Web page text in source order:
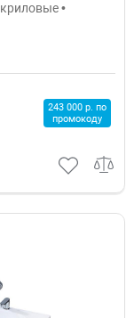
•
243 000 р. по
промокоду